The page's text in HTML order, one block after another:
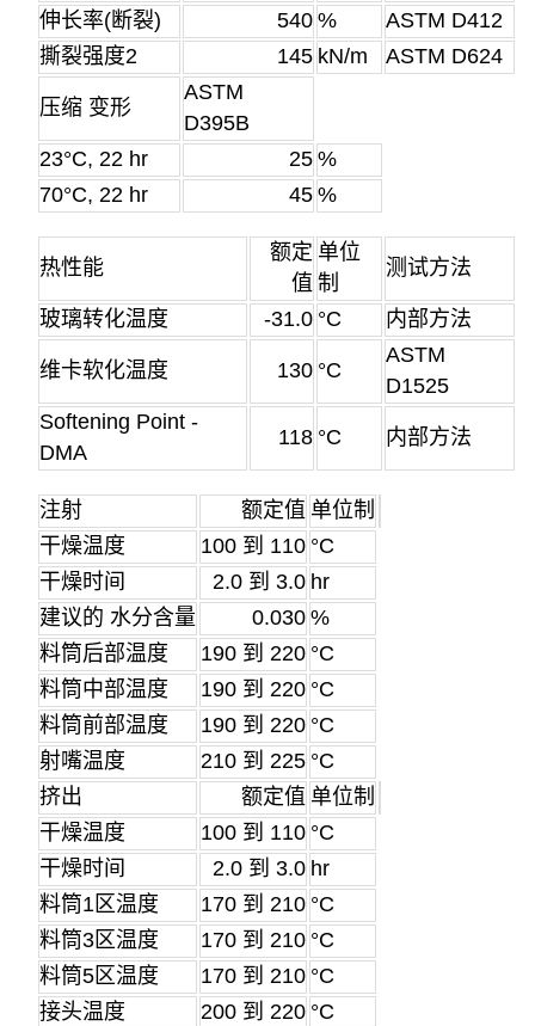
伸长率(断裂) 540 %
ASTM D412
撕裂强度2
145 kN/m ASTM D624
压缩 变形
ASTM
D395B
23°C, 22 hr
25 %
70°C, 22 hr
45 %
热性能
额定
值
单位
制
测试方法
玻璃转化温度 -31.0 °C 内部方法
维卡软化温度 130 °C
ASTM
D1525
Softening Point -
DMA
118 °C 内部方法
注射 额定值 单位制
干燥温度
100 到 110 °C
干燥时间
2.0 到 3.0 hr
建议的 水分含量
0.030 %
料筒后部温度
190 到 220 °C
料筒中部温度
190 到 220 °C
料筒前部温度
190 到 220 °C
射嘴温度
210 到 225 °C
挤出
额定值 单位制
干燥温度
100 到 110 °C
干燥时间
2.0 到 3.0 hr
料筒1区温度
170 到 210 °C
料筒3区温度
170 到 210 °C
料筒5区温度
170 到 210 °C
接头温度
200 到 220 °C